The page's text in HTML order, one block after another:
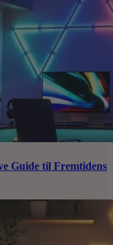
Guide til Fremtidens